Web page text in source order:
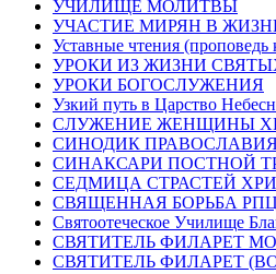
УЧИЛИЩЕ МОЛИТВЫ
УЧАСТИЕ МИРЯН В
Уставные чтения (проповедь
УРОКИ ИЗ ЖИЗНИ
УРОКИ БОГОСЛУЖЕНИЯ
Узкий путь в Царство
СЛУЖЕНИЕ ЖЕНЩИНЫ
СИНОДИК
СИНАКСАРИ ПОСТНОЙ
СЕДМИЦА СТРАСТЕЙ
СВЯЩЕННАЯ БОРЬБА
Святоотеческое Училище
СВЯТИТЕЛЬ ФИЛАРЕТ
СВЯТИТЕЛЬ ФИЛАРЕТ